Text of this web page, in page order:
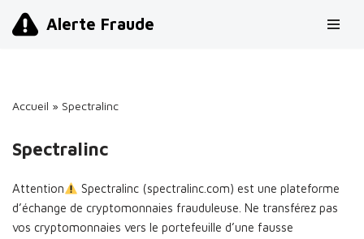
Alerte Fraude
Accueil » Spectralinc
Spectralinc
Attention
Spectralinc (spectralinc.com) est une plateforme
d’échange de cryptomonnaies frauduleuse. Ne transférez pas
vos cryptomonnaies vers le portefeuille d’une fausse